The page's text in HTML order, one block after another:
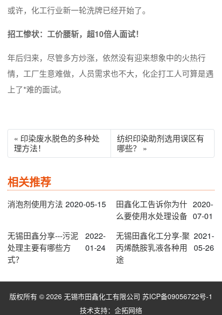
或许，化工行业新一轮洗牌已经开始了。
招工惨状：工价腰斩，超10倍人面试！
年后归来，尽管多方炒涨，依然没有迎来想象中的火热行
情，工厂生意难做，人员需求也不大，化企打工人可算是遇
上了*难的面试。
« 印染废水脱色的多种处
理方法！
纺织印染助剂选用误区有
哪些？ »
相关推荐
消泡剂使用方法 2020-05-15
田鑫化工告诉你为什
么要使用水处理设备
2020-
07-01
无锡田鑫分享---污泥
处理主要有哪些方
式？
2022-
01-24
无锡田鑫化工分享-聚
丙烯酰胺乳液各种用
途
2021-
05-26
版权所有 © 2026 无锡市田鑫化工有限公司 苏ICP备09056722号-1
技术支持： 企拓网络